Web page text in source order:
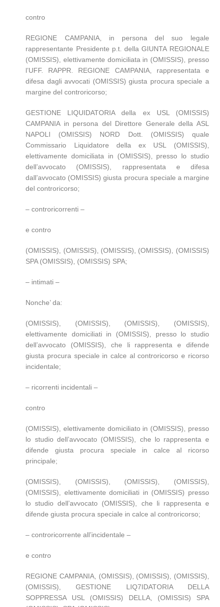
contro
REGIONE CAMPANIA, in persona del suo legale
rappresentante Presidente p.t. della GIUNTA REGIONALE
(OMISSIS), elettivamente domiciliata in (OMISSIS), presso
l’UFF. RAPPR. REGIONE CAMPANIA, rappresentata e
difesa dagli avvocati (OMISSIS) giusta procura speciale a
margine del controricorso;
GESTIONE LIQUIDATORIA della ex USL (OMISSIS)
CAMPANIA in persona del Direttore Generale della ASL
NAPOLI (OMISSIS) NORD Dott. (OMISSIS) quale
Commissario Liquidatore della ex USL (OMISSIS),
elettivamente domiciliata in (OMISSIS), presso lo studio
dell’avvocato (OMISSIS), rappresentata e difesa
dall’avvocato (OMISSIS) giusta procura speciale a margine
del controricorso;
– controricorrenti –
e contro
(OMISSIS), (OMISSIS), (OMISSIS), (OMISSIS), (OMISSIS)
SPA (OMISSIS), (OMISSIS) SPA;
– intimati –
Nonche’ da:
(OMISSIS), (OMISSIS), (OMISSIS), (OMISSIS),
elettivamente domiciliati in (OMISSIS), presso lo studio
dell’avvocato (OMISSIS), che li rappresenta e difende
giusta procura speciale in calce al controricorso e ricorso
incidentale;
– ricorrenti incidentali –
contro
(OMISSIS), elettivamente domiciliato in (OMISSIS), presso
lo studio dell’avvocato (OMISSIS), che lo rappresenta e
difende giusta procura speciale in calce al ricorso
principale;
(OMISSIS), (OMISSIS), (OMISSIS), (OMISSIS),
(OMISSIS), elettivamente domiciliati in (OMISSIS) presso
lo studio dell’avvocato (OMISSIS), che li rappresenta e
difende giusta procura speciale in calce al controricorso;
– controricorrente all’incidentale –
e contro
REGIONE CAMPANIA, (OMISSIS), (OMISSIS), (OMISSIS),
(OMISSIS), GESTIONE LIQ7IDATORIA DELLA
SOPPRESSA USL (OMISSIS) DELLA, (OMISSIS) SPA